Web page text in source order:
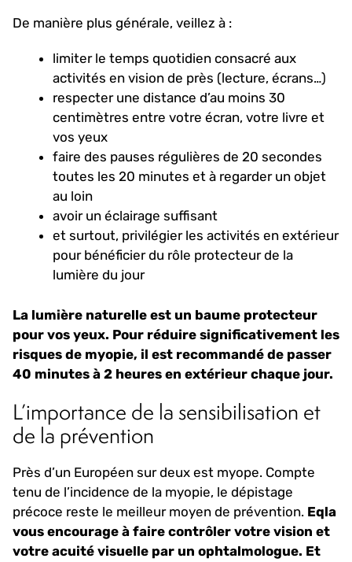
De manière plus générale, veillez à :
limiter le temps quotidien consacré aux
activités en vision de près (lecture, écrans…)
respecter une distance d’au moins 30
centimètres entre votre écran, votre livre et
vos yeux
faire des pauses régulières de 20 secondes
toutes les 20 minutes et à regarder un objet
au loin
avoir un éclairage suffisant
et surtout, privilégier les activités en extérieur
pour bénéficier du rôle protecteur de la
lumière du jour
La lumière naturelle est un baume protecteur
pour vos yeux. Pour réduire significativement les
risques de myopie, il est recommandé de passer
40 minutes à 2 heures en extérieur chaque jour.
L’importance de la sensibilisation et
de la prévention
Près d’un Européen sur deux est myope. Compte
tenu de l’incidence de la myopie, le dépistage
précoce reste le meilleur moyen de prévention. Eqla
vous encourage à faire contrôler votre vision et
votre acuité visuelle par un ophtalmologue. Et